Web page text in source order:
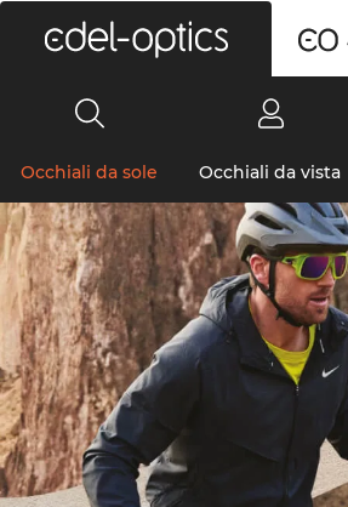
Occhiali da sole Occhiali da vista